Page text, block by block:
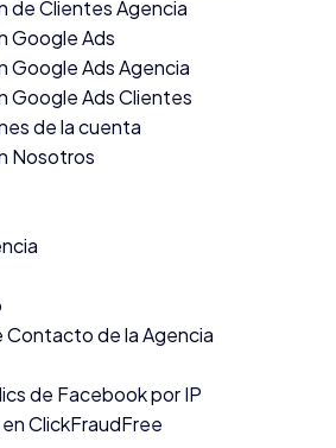
de Clientes Agencia
Google Ads
Google Ads Agencia
Google Ads Clientes
de la cuenta
Nosotros
Contacto de la Agencia
de Facebook por IP
ClickFraudFree